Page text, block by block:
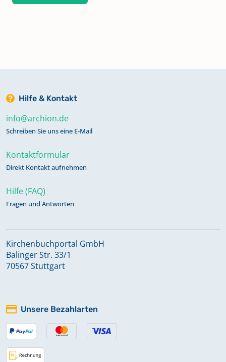
Hilfe & Kontakt
info@archion.de
Schreiben Sie uns eine E-Mail
Kontaktformular
Direkt Kontakt aufnehmen
Hilfe (FAQ)
Fragen und Antworten
Kirchenbuchportal GmbH
Balinger Str. 33/1
70567 Stuttgart
Unsere Bezahlarten